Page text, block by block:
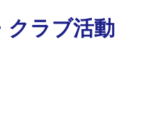
クラブ活動